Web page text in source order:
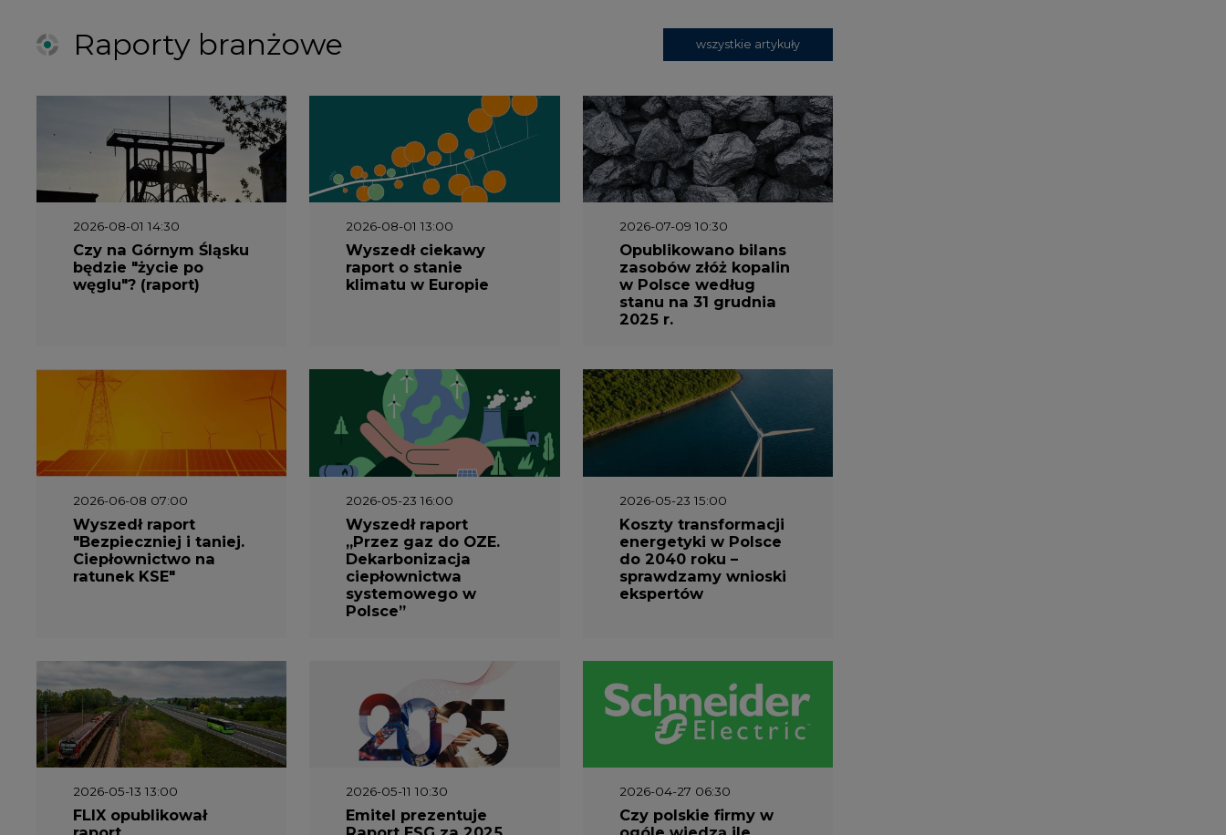
Raporty branżowe wszystkie artykuły
2026-08-01 14:30
Czy na Górnym Śląsku
będzie "życie po
węglu"? (raport)
2026-08-01 13:00
Wyszedł ciekawy
raport o stanie
klimatu w Europie
2026-07-09 10:30
Opublikowano bilans
zasobów złóż kopalin
w Polsce według
stanu na 31 grudnia
2025 r.
2026-06-08 07:00
Wyszedł raport
"Bezpieczniej i taniej.
Ciepłownictwo na
ratunek KSE"
2026-05-23 16:00
Wyszedł raport
„Przez gaz do OZE.
Dekarbonizacja
ciepłownictwa
systemowego w
Polsce”
2026-05-23 15:00
Koszty transformacji
energetyki w Polsce
do 2040 roku –
sprawdzamy wnioski
ekspertów
2026-05-13 13:00
FLIX opublikował
2026-05-11 10:30
Emitel prezentuje
2026-04-27 06:30
Czy polskie firmy w